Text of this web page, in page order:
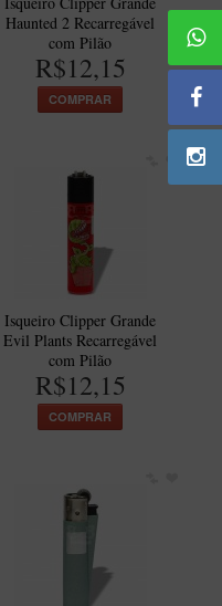
Haunted 2 Recarregável
com Pilão
R$12,15
COMPRAR
Isqueiro Clipper Grande
Evil Plants Recarregável
com Pilão
R$12,15
COMPRAR